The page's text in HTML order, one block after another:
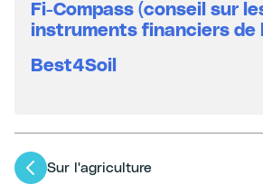
Fi-Compass (conseil sur
instruments financiers de
Best4Soil
Navigation
Sur l'agriculture